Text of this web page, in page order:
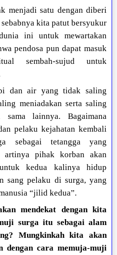
menjadi satu dengan diberi
kita patut bersyukur
ini untuk mewartakan
pendosa pun dapat masuk
sembah-sujud untuk
dan air yang tidak saling
meniadakan serta saling
sama lainnya. Bagaimana
pelaku kejahatan kembali
sebagai tetangga yang
artinya pihak korban akan
kedua kalinya hidup
sang pelaku di surga, yang
“jilid kedua”.
mendekat dengan kita
surga itu sebagai alam
Mungkinkah kita akan
dengan cara memuja-muji